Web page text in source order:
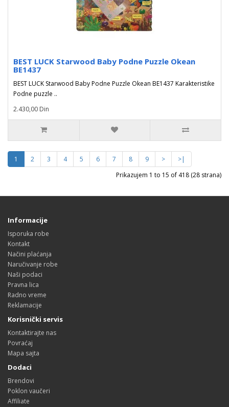
BEST LUCK Starwood Baby Podne Puzzle Okean
BE1437
BEST LUCK Starwood Baby Podne Puzzle Okean BE1437 Karakteristike
Podne puzzle ..
2.430,00 Din
1 2 3 4 5 6 7 8 9 >
>|
Prikazujem 1 to 15 of 418 (28 strana)
Informacije
Isporuka robe
Kontakt
Načini plaćanja
Naručivanje robe
Naši podaci
Pravna lica
Radno vreme
Reklamacije
Korisnički servis
Kontaktirajte nas
Povraćaj
Mapa sajta
Dodaci
Brendovi
Poklon vaučeri
Affiliate